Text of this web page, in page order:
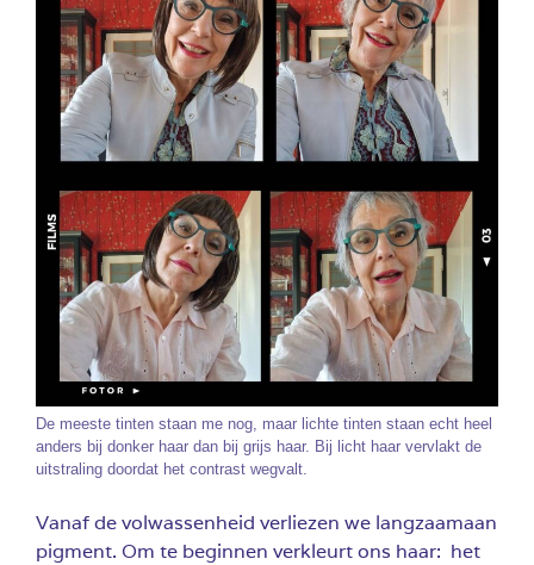
De meeste tinten staan me nog, maar lichte tinten staan echt heel
anders bij donker haar dan bij grijs haar. Bij licht haar vervlakt de
uitstraling doordat het contrast wegvalt.
Vanaf de volwassenheid verliezen we langzaamaan
pigment. Om te beginnen verkleurt ons haar: het